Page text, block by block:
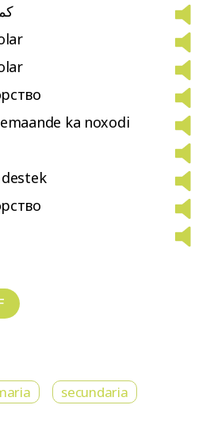
ka noxodi
secundaria